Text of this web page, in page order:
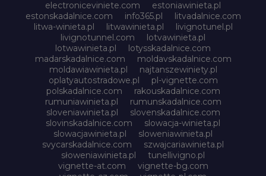
electroniceviniete.com
estoniawinieta.pl
estonskadalnice.com
info365.pl
litvadalnice.com
litwa-winieta.pl
litwawinieta.pl
livignotunel.pl
livignotunnel.com
lotvawinieta.pl
lotwawinieta.pl
lotysskadalnice.com
madarskadalnice.com
moldavskadalnice.com
moldawiawinieta.pl
najtanszewiniety.pl
oplatyautostradowe.pl
pl-vignette.com
polskadalnice.com
rakouskadalnice.com
rumuniawinieta.pl
rumunskadalnice.com
sloveniawinieta.pl
slovenskadalnice.com
slovinskadalnice.com
slowacja-winieta.pl
slowacjawinieta.pl
sloweniawinieta.pl
svycarskadalnice.com
szwajcariawinieta.pl
słoweniawinieta.pl
tunellivigno.pl
vignette-at.com
vignette-bg.com